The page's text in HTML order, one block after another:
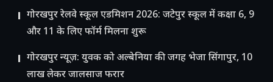
गोरखपुर रेलवे स्कूल एडमिशन 2026: जटेपुर स्कूल में कक्षा 6, 9
और 11 के लिए फॉर्म मिलना शुरू
गोरखपुर न्यूज़: युवक को अल्बेनिया की जगह भेजा सिंगापुर, 10
लाख लेकर जालसाज फरार